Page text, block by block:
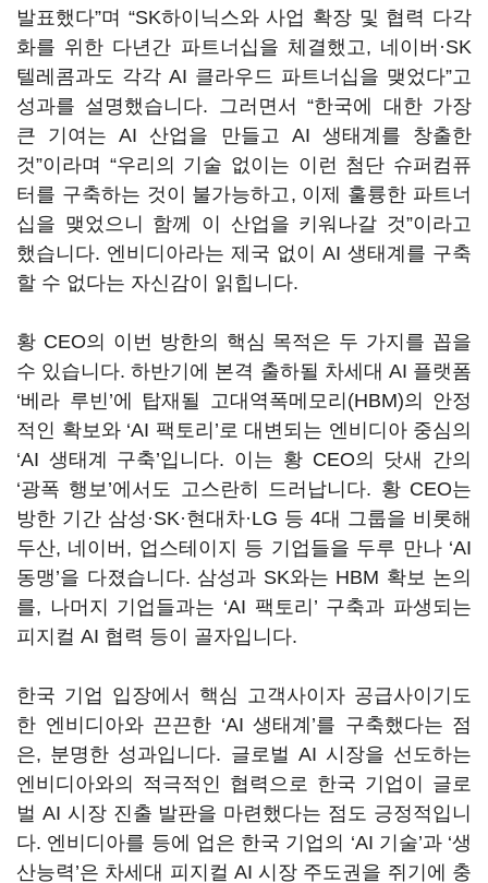
발표했다”며 “SK하이닉스와 사업 확장 및 협력 다각
화를 위한 다년간 파트너십을 체결했고, 네이버·SK
텔레콤과도 각각 AI 클라우드 파트너십을 맺었다”고
성과를 설명했습니다. 그러면서“한국에 대한 가장
큰 기여는AI산업을 만들고 AI 생태계를 창출한
것”이라며 “우리의 기술 없이는 이런 첨단 슈퍼컴퓨
터를 구축하는 것이 불가능하고, 이제 훌륭한 파트너
십을 맺었으니 함께 이 산업을 키워나갈 것”이라고
했습니다. 엔비디아라는 제국 없이 AI 생태계를 구축
할 수 없다는 자신감이 읽힙니다.
황 CEO의 이번 방한의 핵심 목적은 두 가지를 꼽을
수 있습니다.하반기에 본격 출하될 차세대 AI 플랫폼
‘베라 루빈’에 탑재될 고대역폭메모리 (HBM)의 안정
적인 확보와 ‘AI 팩토리 ’로 대변되는 엔비디아 중심의
‘AI 생태계 구축’입니다. 이는 황 CEO의 닷새 간의
‘광폭 행보’에서도 고스란히 드러납니다. 황 CEO는
방한 기간 삼성·SK·현대차·LG 등 4대 그룹을 비롯해
두산, 네이버 , 업스테이지 등 기업들을 두루 만나 ‘AI
동맹’을 다졌습니다. 삼성과 SK와는 HBM 확보 논의
를, 나머지 기업들과는 ‘AI 팩토리 ’ 구축과 파생되는
피지컬 AI 협력 등이 골자입니다.
한국 기업 입장에서 핵심 고객사이자 공급사이기도
한 엔비디아와 끈끈한 ‘AI 생태계 ’를 구축했다는 점
은, 분명한 성과입니다. 글로벌 AI 시장을 선도하는
엔비디아와의 적극적인 협력으로 한국 기업이 글로
벌 AI 시장 진출 발판을 마련했다는 점도 긍정적입니
다. 엔비디아를 등에 업은 한국 기업의 ‘AI 기술’과 ‘생
산능력’은 차세대 피지컬 AI시장 주도권을 쥐기에 충